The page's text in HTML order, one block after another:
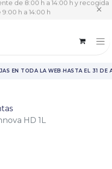
de 8:00 h a 14:00 h y recogida
h a 14:00 h ✕
EN TODA LA WEB· HASTA EL 31 DE
HD 1L